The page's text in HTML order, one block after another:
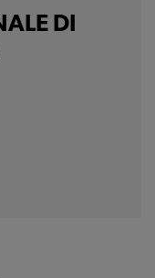
DI